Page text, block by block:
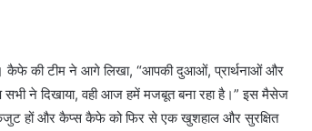
कैफे की टीम ने आगे लिखा, “आपकी दुआओं, प्रार्थनाओं और
ने दिखाया, वही आज हमें मजबूत बना रहा है।” इस मैसेज
हों और कैप्स कैफे को फिर से एक खुशहाल और सुरक्षित